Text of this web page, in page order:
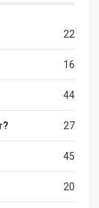
22
16
44
27
45
20